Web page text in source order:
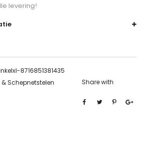
levering!
8716851381435
Schepnetstelen Share with